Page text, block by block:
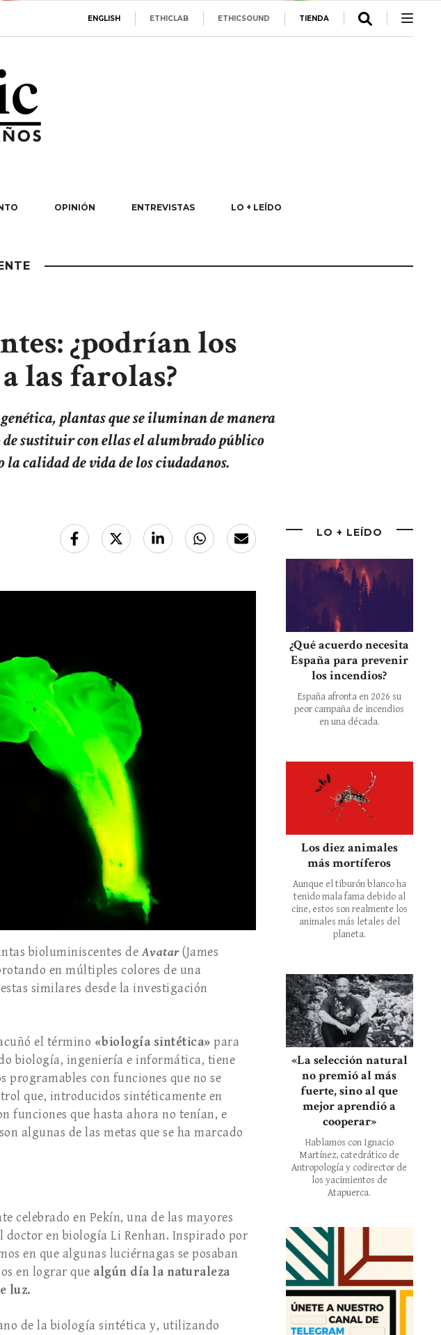
ENGLISH ETHICLAB ETHICSOUND TIENDA
OPINIÓN ENTREVISTAS LO + LEÍDO
¿podrían los
las farolas?
plantas que se iluminan de manera
sustituir con ellas el alumbrado público
calidad de vida de los ciudadanos.
bioluminiscentes deAvatar(James
en múltiples colores de una
similares desde la investigación
el término «biología sintética» para
biología, ingeniería e informática, tiene
programables con funciones que no se
que, introducidos sintéticamente en
funciones que hasta ahora no tenían, e
algunas de las metas que se ha marcado
celebrado en Pekín, una de las mayores
en biología Li Renhan. Inspirado por
en que algunas luciérnagas se posaban
en lograr que algún día la naturaleza
luz.
de la biología sintética y, utilizando
LO + LEÍDO
¿Qué acuerdo necesita
España para prevenir
los incendios?
España afronta en 2026 su
peor campaña de incendios
en una década.
Los diez animales
más mortíferos
Aunque el tiburón blanco ha
tenido mala fama debido al
cine, estos son realmente los
animales más letales del
planeta.
«La selección natural
no premió al más
fuerte, sino al que
mejor aprendió a
cooperar»
Hablamos con Ignacio
Martínez, catedrático de
Antropología y codirector de
los yacimientos de
Atapuerca.